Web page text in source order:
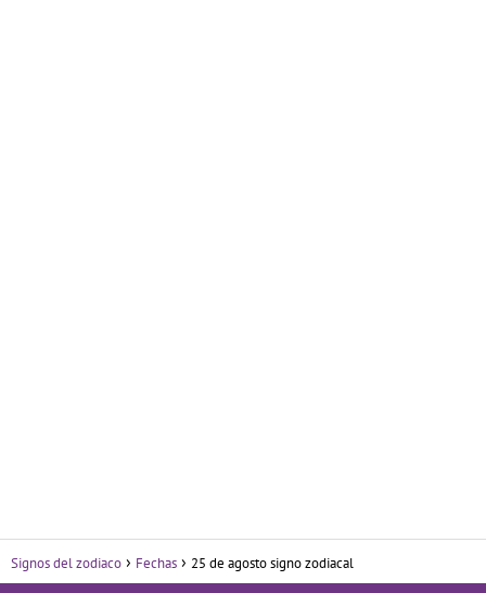
Signos del zodiaco Fechas 25 de agosto signo zodiacal